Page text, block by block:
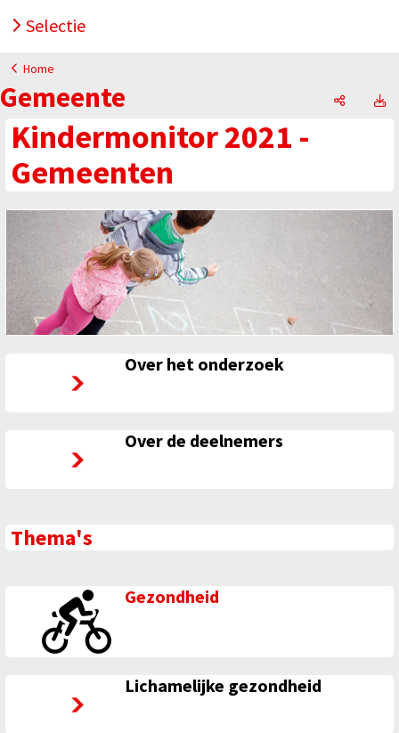
Selectie
Home
Gemeente
Kindermonitor 2021 -
Gemeenten
Over het onderzoek
Over het onderzoek
Over de deelnemers
Over de deelnemers
Thema's
Gezondheid
Lichamelijke gezondheid
Lichamelijke gezondheid